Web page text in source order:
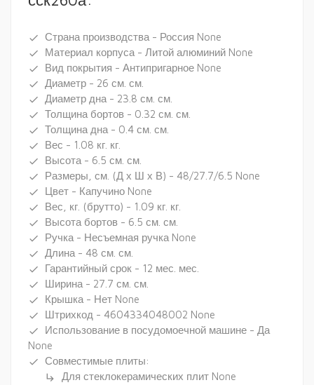
done Страна производства - Россия None
done Материал корпуса - Литой алюминий None
done Вид покрытия - Антипригарное None
done Диаметр - 26 см. см.
done Диаметр дна - 23.8 см. см.
done Толщина бортов - 0.32 см. см.
done Толщина дна - 0.4 см. см.
done Вес - 1.08 кг. кг.
done Высота - 6.5 см. см.
done Размеры, см. (Д х Ш х В) - 48/27.7/6.5 None
done Цвет - Капучино None
done Вес, кг. (брутто) - 1.09 кг. кг.
done Высота бортов - 6.5 см. см.
done Ручка - Несъемная ручка None
done Длина - 48 см. см.
done Гарантийный срок - 12 мес. мес.
done Ширина - 27.7 см. см.
done Крышка - Нет None
done Штрихкод - 4604334048002 None
done
Использование в посудомоечной машине - Да
None
done Совместимые плиты:
subdirectory_arrow_right Для стеклокерамических плит None